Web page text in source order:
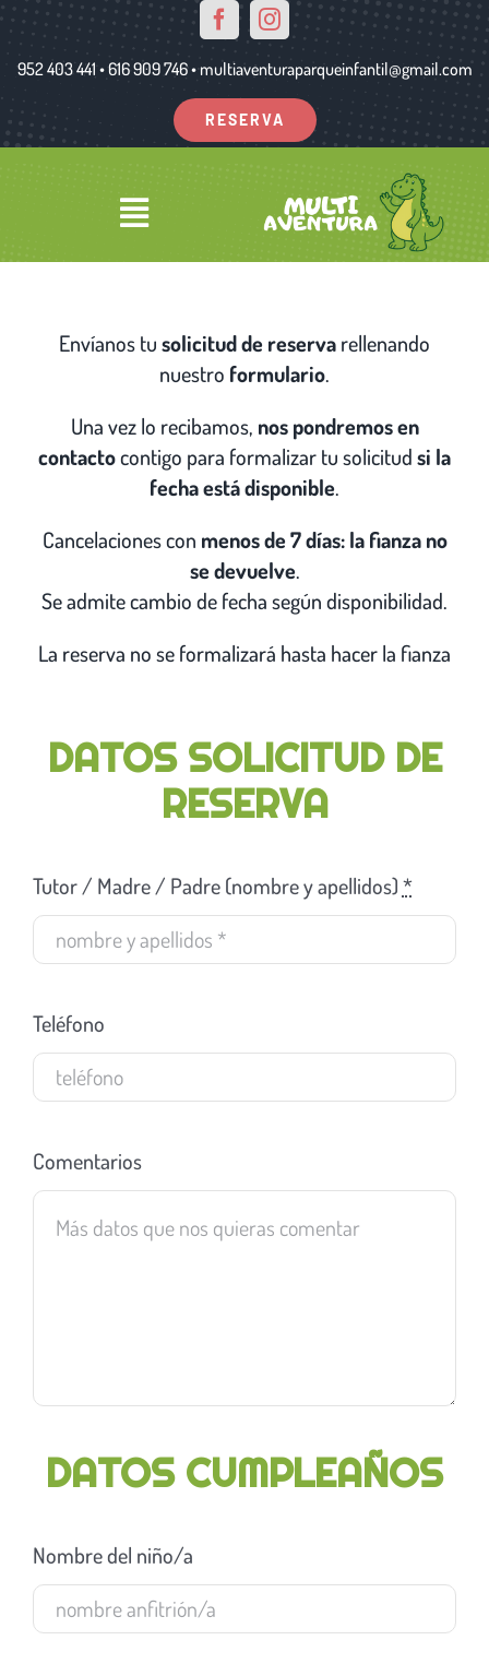
contenido
952 403 441 • 616 909 746 • multiaventuraparqueinfantil@gmail.com
RESERVA
Toggle
Navigation
Inicio
Precios
Contacto
Envíanos tusolicitud de reservarellenando
nuestro formulario.
Una vez lo recibamos, nos pondremos en
contactocontigo para formalizar tu solicitudsi la
fecha está disponible.
Cancelaciones con menos de 7 días: la fianza no
se devuelve.
Se admite cambio de fecha según disponibilidad.
La reserva no se formalizará hasta hacer la fianza
DATOS SOLICITUD DE
RESERVA
Tutor / Madre / Padre (nombre y apellidos)*
Teléfono
Comentarios
DATOS CUMPLEAÑOS
Nombre del niño/a